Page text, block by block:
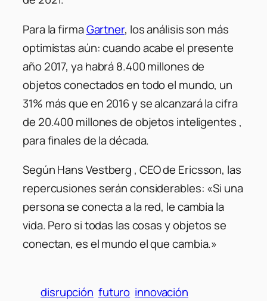
Para la firmaGartner, los análisis son más
optimistas aún: cuando acabe el presente
año 2017, ya habrá 8.400 millones de
objetos conectados en todo el mundo, un
31% más que en 2016 y se alcanzará la cifra
de 20.400 millones de objetos inteligentes ,
para finales de la década.
Según Hans Vestberg , CEO de Ericsson, las
repercusiones serán considerables: «Si una
persona se conecta a la red, le cambia la
vida. Pero si todas las cosas y objetos se
conectan, es el mundo el que cambia.»
disrupción futuro innovación